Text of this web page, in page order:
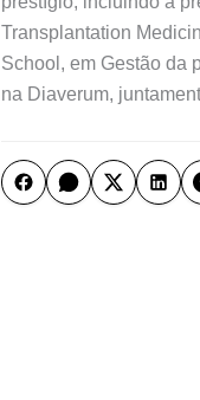
Transplantation
School, em Gestão da
na Diaverum,